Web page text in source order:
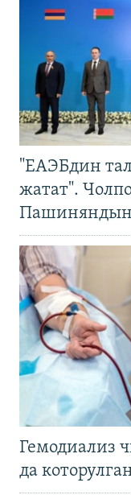
"ЕАЭБдин
жатат".
Гемодиализ
да